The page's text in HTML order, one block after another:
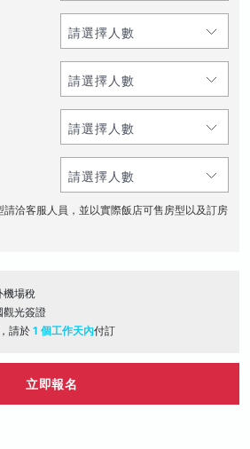
洽客服人員，並以實際飯店可售房型以及訂房
機場稅
觀光簽證
請於 1 個工作天內付訂
立即報名